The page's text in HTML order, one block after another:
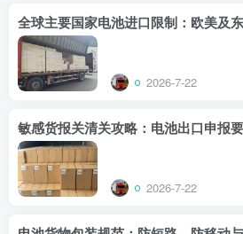
全球主要国家电池进口限制：欧美及
2026-7-22
敏感货报关清关攻略：电池出口申报
2026-7-22